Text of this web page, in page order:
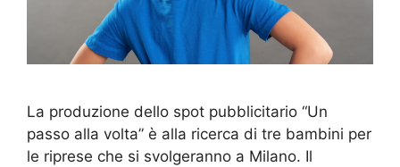
La produzione dello spot pubblicitario “Un
passo alla volta” è alla ricerca di tre bambini per
le riprese che si svolgeranno a Milano. Il